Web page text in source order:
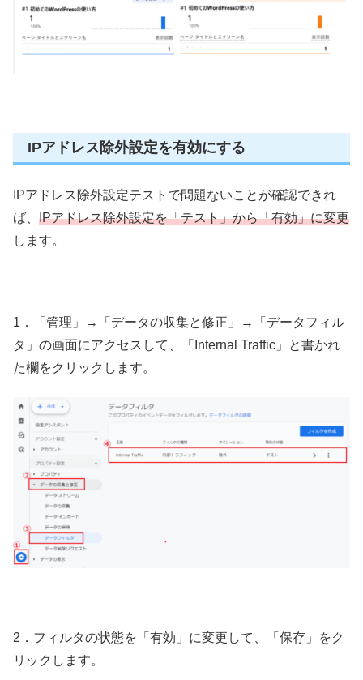
IPアドレス除外設定を有効にする
IPアドレス除外設定テストで問題ないことが確認できれ
ば、 IPアドレス除外設定を「テスト」から「有効」に変更
します。
1．「管理」→「データの収集と修正」→「データフィル
タ」の画面にアクセスして、「Internal Traffic」と書かれ
た欄をクリックします。
2．フィルタの状態を「有効」に変更して、「保存」をク
リックします。